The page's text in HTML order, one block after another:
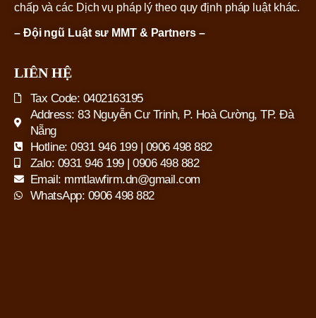
chấp và các Dịch vụ pháp lý theo quy định pháp luật khác.
– Đội ngũ Luật sư MMT & Partners –
LIÊN HỆ
Tax Code: 0402163195
Address: 83 Nguyễn Cư Trinh, P. Hoà Cường, TP. Đà
Nẵng
Hotline: 0931 946 199 | 0906 498 882
Zalo: 0931 946 199 | 0906 498 882
Email: mmtlawfirm.dn@gmail.com
WhatsApp: 0906 498 882